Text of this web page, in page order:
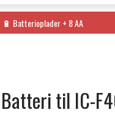
🔋 Batterioplader + 8 AA
Batteri til IC-